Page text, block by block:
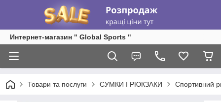
Интернет-магазин " Global Sports "
Товари та послуги СУМКИ І РЮКЗАКИ Спортивний